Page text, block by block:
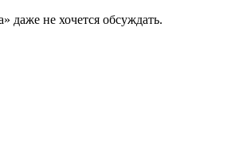
даже не хочется обсуждать.